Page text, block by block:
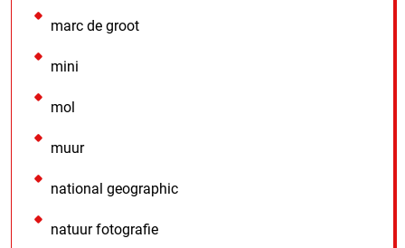
marc de groot
mini
mol
muur
national geographic
natuur fotografie